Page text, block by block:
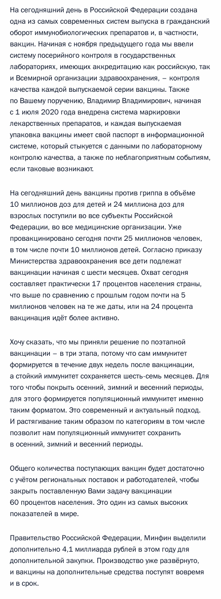
На сегодняшний день в Российской Федерации создана
одна из самых современных систем выпуска в гражданский
оборот иммунобиологических препаратов и, в частности,
вакцин. Начиная с ноября предыдущего года мы ввели
систему посерийного контроля в государственных
лабораториях, имеющих аккредитацию как российскую, так
и Всемирной организации здравоохранения, – контроля
качества каждой выпускаемой серии вакцины. Также
по Вашему поручению, Владимир Владимирович, начиная
с 1 июля 2020 года внедрена система маркировки
лекарственных препаратов, и каждая выпускаемая
упаковка вакцины имеет свой паспорт в информационной
системе, который стыкуется с данными по лабораторному
контролю качества, а также по неблагоприятным событиям,
если таковые возникают.
На сегодняшний день вакцины против гриппа в объёме
10 миллионов доз для детей и 24 миллиона доз для
взрослых поступили во все субъекты Российской
Федерации, во все медицинские организации. Уже
провакцинировано сегодня почти 25 миллионов человек,
в том числе почти 10 миллионов детей. Согласно приказу
Министерства здравоохранения все дети подлежат
вакцинации начиная с шести месяцев. Охват сегодня
составляет практически 17 процентов населения страны,
что выше по сравнению с прошлым годом почти на 5
миллионов человек на те же даты, или на 24 процента
вакцинация идёт более активно.
Хочу сказать, что мы приняли решение по поэтапной
вакцинации – в три этапа, потому что сам иммунитет
формируется в течение двух недель после вакцинации,
а стойкий иммунитет сохраняется шесть-семь месяцев. Для
того чтобы покрыть осенний, зимний и весенний периоды,
для этого формируется популяционный иммунитет именно
таким форматом. Это современный и актуальный подход.
И растягивание таким образом по категориям в том числе
позволит нам популяционный иммунитет сохранить
в осенний, зимний и весенний периоды.
Общего количества поступающих вакцин будет достаточно
с учётом региональных поставок и работодателей, чтобы
закрыть поставленную Вами задачу вакцинации
60 процентов населения. Это один из самых высоких
показателей в мире.
Правительство Российской Федерации, Минфин выделили
дополнительно 4,1 миллиарда рублей в этом году для
дополнительной закупки. Производство уже развёрнуто,
и вакцины на дополнительные средства поступят вовремя
и в срок.